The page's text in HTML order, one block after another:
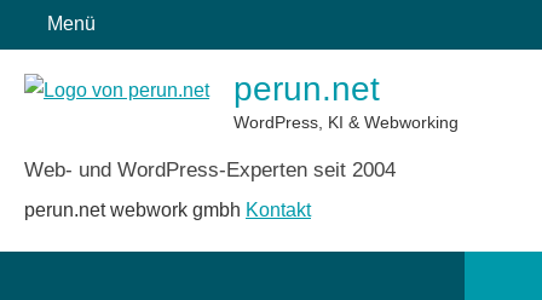
Inhalt
springen
Menü
perun.net
WordPress, KI & Webworking
Web- und WordPress-Experten seit 2004
perun.net webwork gmbh Kontakt